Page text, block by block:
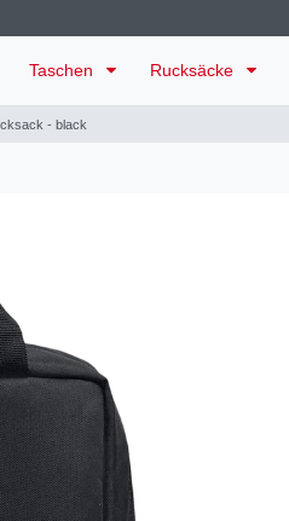
Taschen Rucksäcke
- black